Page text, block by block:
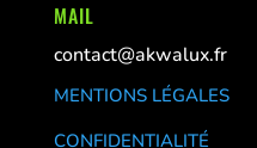
MAIL
contact@akwalux.fr
MENTIONS LÉGALES
CONFIDENTIALITÉ